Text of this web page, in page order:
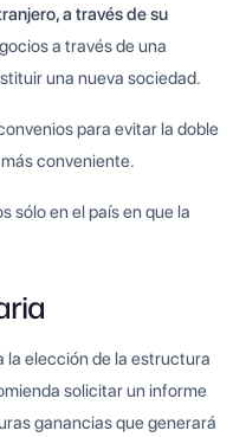
a través de su
a través de una
una nueva sociedad.
para evitar la doble
conveniente.
sólo en el país en que la
la elección de la estructura
solicitar un informe
ganancias que generará